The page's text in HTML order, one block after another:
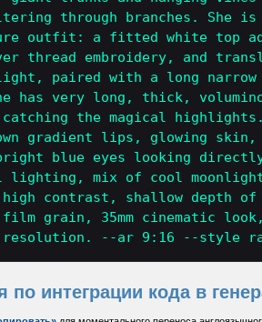
through branches. She is
outfit: a fitted white top
thread embroidery, and
paired with a long
has very long, thick,
the magical highlights.
gradient lips, glowing skin,
bright blue eyes looking
lighting, mix of cool moonlight
contrast, shallow depth
grain, 35mm cinematic
resolution. --ar 9:16 --style
по интеграции кода в